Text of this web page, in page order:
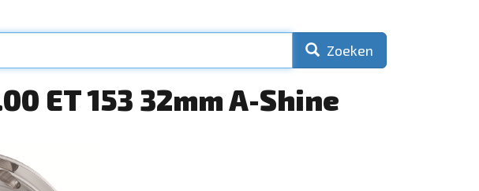
Zoeken
ET 153 32mm A-Shine